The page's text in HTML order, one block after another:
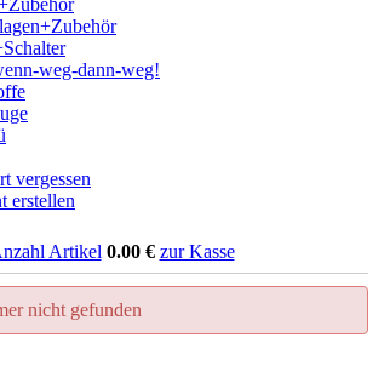
weg-dann-weg!
vergessen
erstellen
Artikel 0.00€ zur Kasse
nicht gefunden